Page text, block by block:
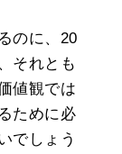
のに、20
それとも
値観では
ために必
でしょう